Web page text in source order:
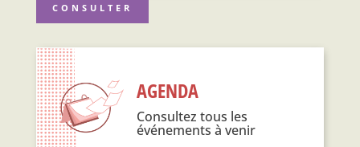
CONSULTER
AGENDA
Consultez tous les
événements à venir